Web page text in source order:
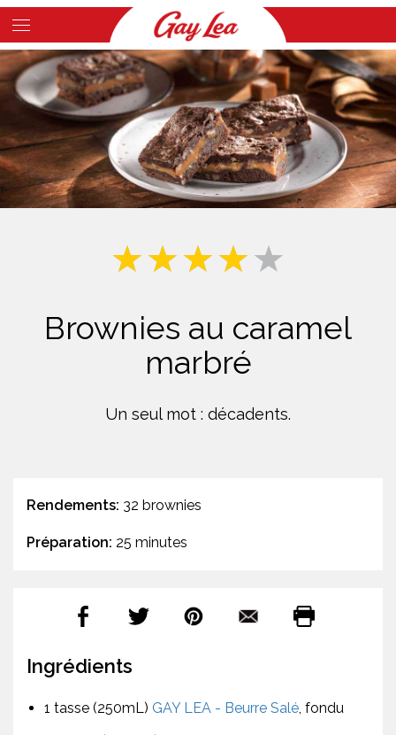
Skip
to
main
content
Main
Content
Brownies au caramel
marbré
Un seul mot : décadents.
Rendements: 32 brownies
Préparation: 25 minutes
Ingrédients
1 tasse (250mL) GAY LEA - Beurre Salé, fondu